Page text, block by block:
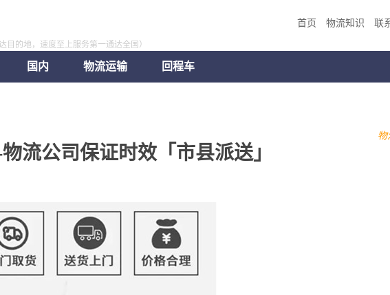
首页 物流知识 联
目的地，速度至上服务第一通达全国）
国内 物流运输 回程车
物
流公司保证时效「市县派送」